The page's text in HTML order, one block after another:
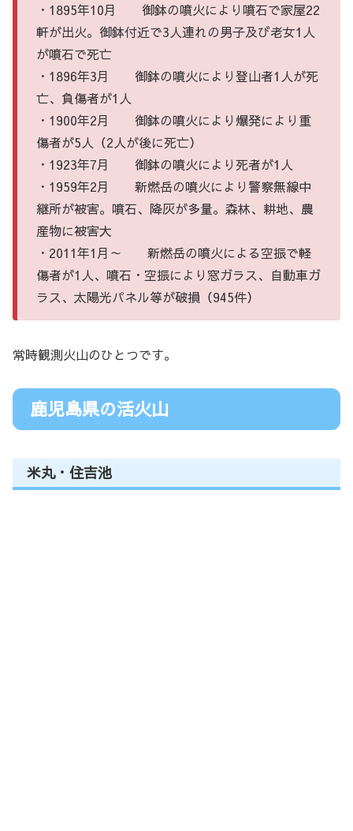
・1895年10月 御鉢の噴火により噴石で家屋22
軒が出火。御鉢付近で3人連れの男子及び老女1人
が噴石で死亡
・1896年3月 御鉢の噴火により登山者1人が死
亡、負傷者が1人
・1900年2月 御鉢の噴火により爆発により重
傷者が5人（2人が後に死亡）
・1923年7月 御鉢の噴火により死者が1人
・1959年2月 新燃岳の噴火により警察無線中
継所が被害。噴石、降灰が多量。森林、耕地、農
産物に被害大
・2011年1月～ 新燃岳の噴火による空振で軽
傷者が1人、噴石・空振により窓ガラス、自動車ガ
ラス、太陽光パネル等が破損（945件）
常時観測火山のひとつです。
鹿児島県の活火山
米丸・住吉池